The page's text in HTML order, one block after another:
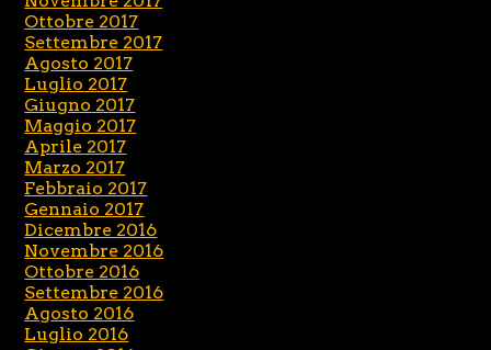
Ottobre 2017
Settembre 2017
Agosto 2017
Luglio 2017
Giugno 2017
Maggio 2017
Aprile 2017
Marzo 2017
Febbraio 2017
Gennaio 2017
Dicembre 2016
Novembre 2016
Ottobre 2016
Settembre 2016
Agosto 2016
Luglio 2016